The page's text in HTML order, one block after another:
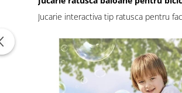
Jucarie interactiva tip ratusca pentru